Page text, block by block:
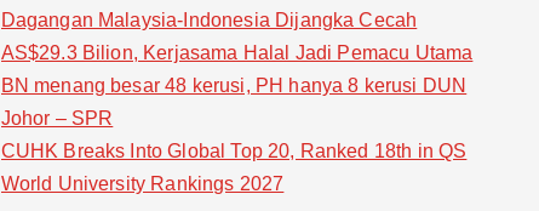
Dagangan Malaysia-Indonesia Dijangka Cecah
AS$29.3 Bilion, Kerjasama Halal Jadi Pemacu Utama
BN menang besar 48 kerusi, PH hanya 8 kerusi DUN
Johor – SPR
CUHK Breaks Into Global Top 20, Ranked 18th in QS
World University Rankings 2027